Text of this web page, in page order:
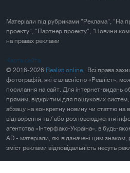
Матеріали під рубриками "Реклама", "На
проекту", "Партнер проекту", "Новини
на правах реклами
Карта сайта
© 2016-2026 Realist.online . Всі права
фотографій, які є власністю «Реаліст»,
посилання на сайт. Для інтернет-видань
прямим, відкритим для пошукових
абзацу на конкретну новину чи статтю на
відтворення та / або розповсюдження
агентства «Інтерфакс-Україна», в будь-
AD - матеріали, які відзначені цим
зміст реклами відповідальність несуть